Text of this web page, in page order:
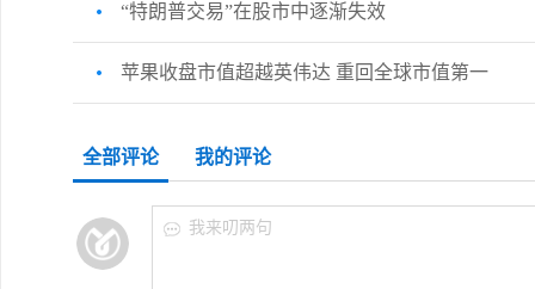
“特朗普交易”在股市中逐渐失效
苹果收盘市值超越英伟达 重回全球市值第一
全部评论 我的评论
我来叨两句